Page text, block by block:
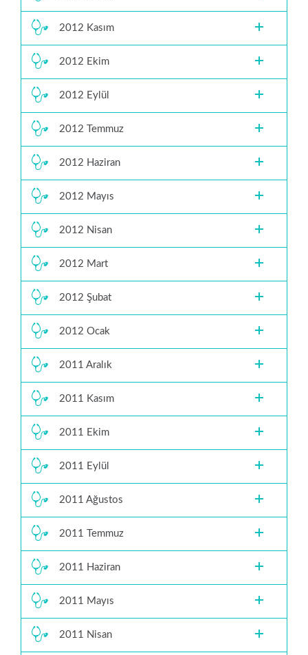
2012 Kasım
2012 Ekim
2012 Eylül
2012 Temmuz
2012 Haziran
2012 Mayıs
2012 Nisan
2012 Mart
2012 Şubat
2012 Ocak
2011 Aralık
2011 Kasım
2011 Ekim
2011 Eylül
2011 Ağustos
2011 Temmuz
2011 Haziran
2011 Mayıs
2011 Nisan